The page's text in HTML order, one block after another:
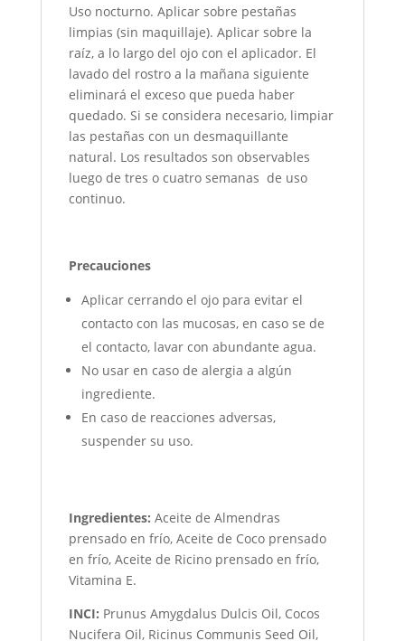
Uso nocturno. Aplicar sobre pestañas
limpias (sin maquillaje). Aplicar sobre la
raíz, a lo largo del ojo con el aplicador. El
lavado del rostro a la mañana siguiente
eliminará el exceso que pueda haber
quedado. Si se considera necesario, limpiar
las pestañas con un desmaquillante
natural. Los resultados son observables
luego de tres o cuatro semanas de uso
continuo.
Precauciones
Aplicar cerrando el ojo para evitar el
contacto con las mucosas, en caso se de
el contacto, lavar con abundante agua.
No usar en caso de alergia a algún
ingrediente.
En caso de reacciones adversas,
suspender su uso.
Ingredientes: Aceite de Almendras
prensado en frío, Aceite de Coco prensado
en frío, Aceite de Ricino prensado en frío,
Vitamina E.
INCI: Prunus Amygdalus Dulcis Oil, Cocos
Nucifera Oil, Ricinus Communis Seed Oil,